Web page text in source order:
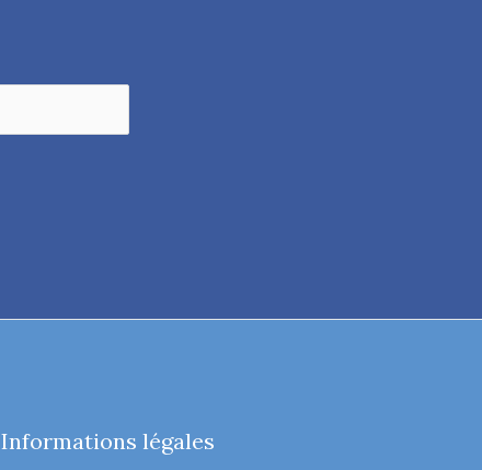
Informations légales